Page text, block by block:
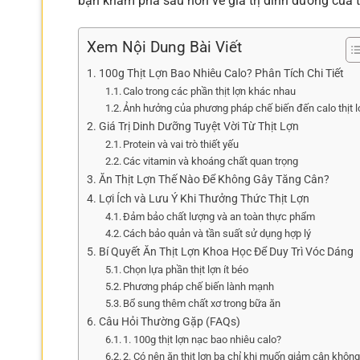
Xem Nội Dung Bài Viết
100g Thịt Lợn Bao Nhiêu Calo? Phân Tích Chi Tiết
Calo trong các phần thịt lợn khác nhau
Ảnh hưởng của phương pháp chế biến đến calo thịt
Giá Trị Dinh Dưỡng Tuyệt Vời Từ Thịt Lợn
Protein và vai trò thiết yếu
Các vitamin và khoáng chất quan trọng
Ăn Thịt Lợn Thế Nào Để Không Gây Tăng Cân?
Lợi Ích và Lưu Ý Khi Thưởng Thức Thịt Lợn
Đảm bảo chất lượng và an toàn thực phẩm
Cách bảo quản và tần suất sử dụng hợp lý
Bí Quyết Ăn Thịt Lợn Khoa Học Để Duy Trì Vóc Dáng
Chọn lựa phần thịt lợn ít béo
Phương pháp chế biến lành mạnh
Bổ sung thêm chất xơ trong bữa ăn
Câu Hỏi Thường Gặp (FAQs)
1. 100g thịt lợn nạc bao nhiêu calo?
2. Có nên ăn thịt lợn ba chỉ khi muốn giảm cân